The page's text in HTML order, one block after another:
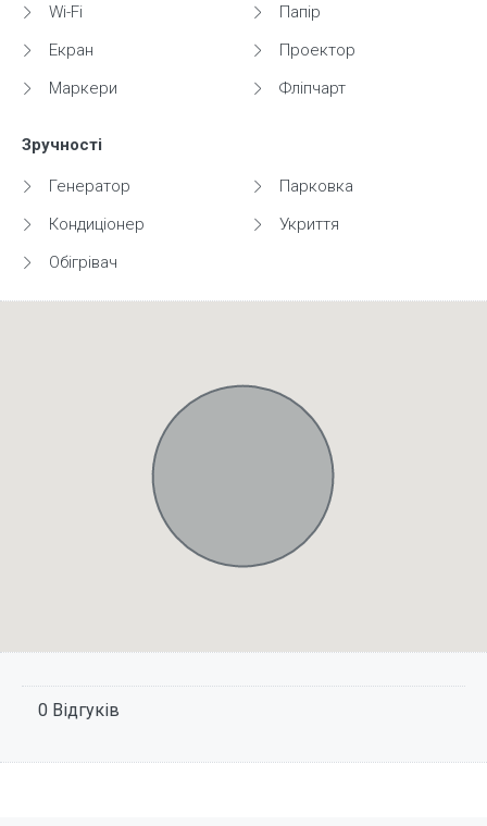
Wi-Fi
Екран
Маркери
Папір
Проектор
Фліпчарт
Зручності
Генератор
Кондиціонер
Обігрівач
Парковка
Укриття
0 Відгуків